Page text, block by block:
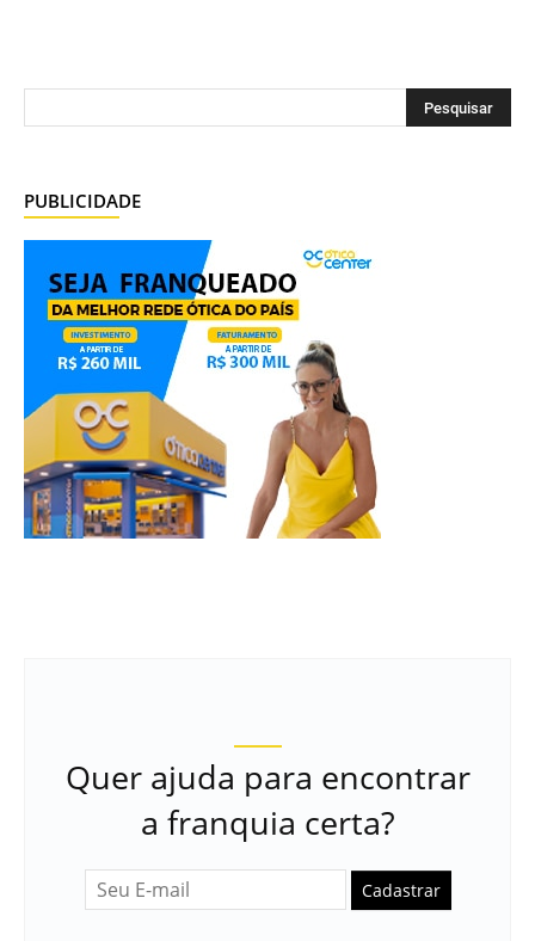
PUBLICIDADE
Quer ajuda para encontrar
a franquia certa?
Cadastrar